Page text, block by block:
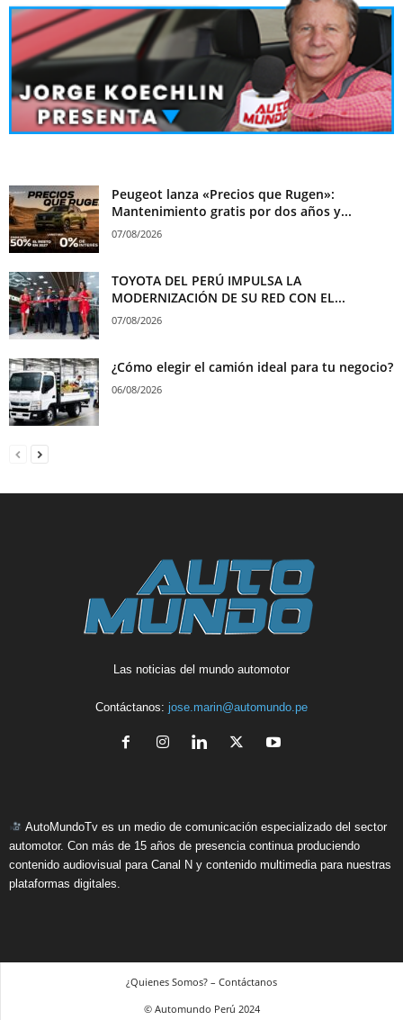
Peugeot lanza «Precios que Rugen»:
Mantenimiento gratis por dos años y...
07/08/2026
TOYOTA DEL PERÚ IMPULSA LA
MODERNIZACIÓN DE SU RED CON EL...
07/08/2026
¿Cómo elegir el camión ideal para tu negocio?
06/08/2026
Las noticias del mundo automotor
Contáctanos: jose.marin@automundo.pe
AutoMundoTv es un medio de comunicación especializado del sector
automotor. Con más de 15 años de presencia continua produciendo
contenido audiovisual para Canal N y contenido multimedia para nuestras
plataformas digitales.
¿Quienes Somos? – Contáctanos
© Automundo Perú 2024